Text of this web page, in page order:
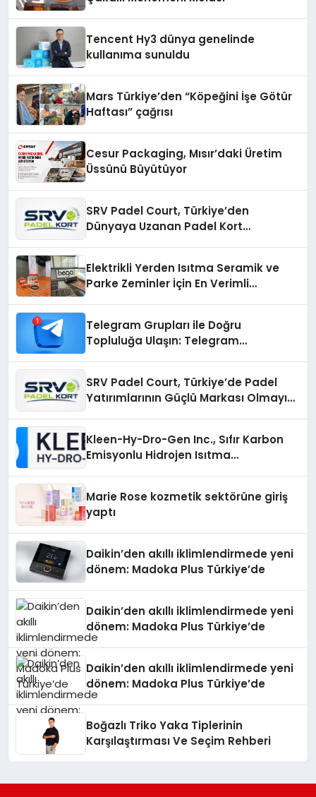
Tencent Hy3 dünya genelinde
kullanıma sunuldu
Mars Türkiye’den “Köpeğini İşe Götür
Haftası” çağrısı
Cesur Packaging, Mısır’daki Üretim
Üssünü Büyütüyor
SRV Padel Court, Türkiye’den
Dünyaya Uzanan Padel Kort
Elektrikli Yerden Isıtma Seramik ve
Parke Zeminler İçin En Verimli
Telegram Grupları ile Doğru
Topluluğa Ulaşın: Telegram
SRV Padel Court, Türkiye’de Padel
Yatırımlarının Güçlü Markası Olmayı
Kleen-Hy-Dro-Gen Inc., Sıfır Karbon
Emisyonlu Hidrojen Isıtma
Marie Rose kozmetik sektörüne giriş
yaptı
Daikin’den akıllı iklimlendirmede yeni
dönem: Madoka Plus Türkiye’de
Daikin’den akıllı iklimlendirmede yeni
dönem: Madoka Plus Türkiye’de
Daikin’den akıllı iklimlendirmede yeni
dönem: Madoka Plus Türkiye’de
Boğazlı Triko Yaka Tiplerinin
Karşılaştırması Ve Seçim Rehberi